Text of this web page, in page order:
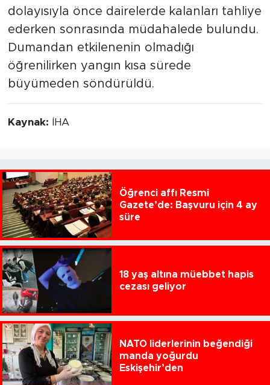
dolayısıyla önce dairelerde kalanları tahliye
ederken sonrasında müdahalede bulundu.
Dumandan etkilenenin olmadığı
öğrenilirken yangın kısa sürede
büyümeden söndürüldü.
Kaynak: İHA
Öğrenci affı Resmi
Gazete’de: Başvuru için 4 ay
süre
18 yaş altına müebbet hapis
cezası geliyor
NATO liderlerinin beğendiği
manda yoğurdu
Eskişehir’den